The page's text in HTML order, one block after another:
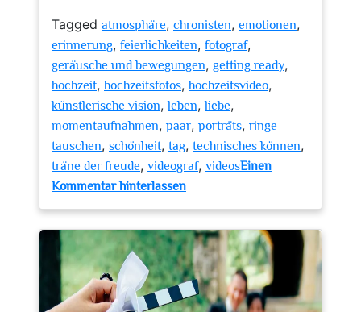
Tagged atmosphäre, chronisten, emotionen,
erinnerung, feierlichkeiten, fotograf,
geräusche und bewegungen, getting ready,
hochzeit,hochzeitsfotos,hochzeitsvideo,
künstlerische vision,leben,liebe,
momentaufnahmen, paar, porträts, ringe
tauschen, schönheit, tag, technisches können,
träne der freude, videograf, videosEinen
Kommentar hinterlassenzu
von
Hochzeitsfoto
und
Videografie: